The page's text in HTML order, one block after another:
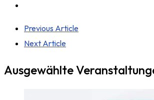
Previous Article
Next Article
Ausgewählte